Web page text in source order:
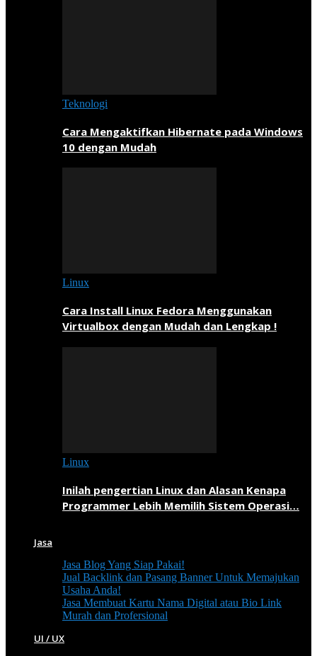
Teknologi
Cara Mengaktifkan Hibernate pada Windows
10 dengan Mudah
Linux
Cara Install Linux Fedora Menggunakan
Virtualbox dengan Mudah dan Lengkap !
Linux
Inilah pengertian Linux dan Alasan Kenapa
Programmer Lebih Memilih Sistem Operasi…
Jasa
Jasa Blog Yang Siap Pakai!
Jual Backlink dan Pasang Banner Untuk Memajukan
Usaha Anda!
Jasa Membuat Kartu Nama Digital atau Bio Link
Murah dan Profersional
UI / UX